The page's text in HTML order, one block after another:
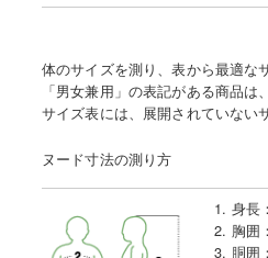
体のサイズを測り、表から最適な
「男女兼用」の表記がある商品
サイズ表には、展開されていない
ヌード寸法の測り方
1. 身長
2. 胸囲
3. 胴囲